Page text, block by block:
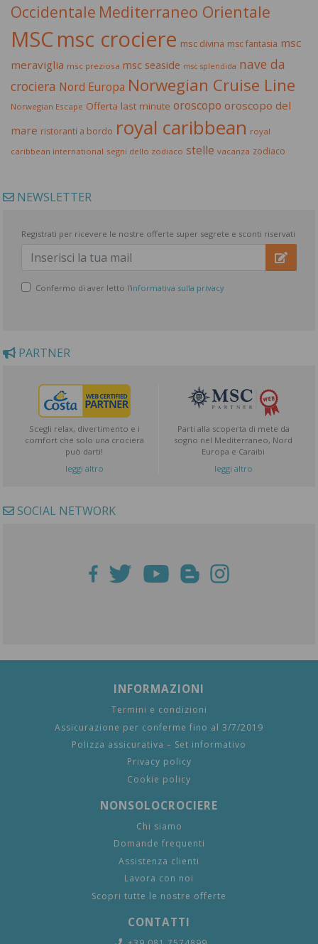
Occidentale Mediterraneo Orientale
MSCmsc crociere msc divina msc fantasia msc
meraviglia msc preziosa msc seaside msc splendida nave da
crociera Nord Europa Norwegian Cruise Line
Norwegian Escape Offerta last minute oroscopo oroscopo del
mare ristoranti a bordo royal caribbean royal
caribbean international segni dello zodiaco stelle vacanza zodiaco
NEWSLETTER
Registrati per ricevere le nostre offerte super segrete e sconti riservati
Confermo di aver letto l'informativa sulla privacy
PARTNER
Scegli relax, divertimento e i
comfort che solo una crociera
può darti!
leggi altro
Parti alla scoperta di mete da
sogno nel Mediterraneo, Nord
Europa e Caraibi
leggi altro
SOCIAL NETWORK
INFORMAZIONI
Termini e condizioni
Assicurazione per conferme fino al 3/7/2019
Polizza assicurativa – Set informativo
Privacy policy
Cookie policy
NONSOLOCROCIERE
Chi siamo
Domande frequenti
Assistenza clienti
Lavora con noi
Scopri tutte le nostre offerte
CONTATTI